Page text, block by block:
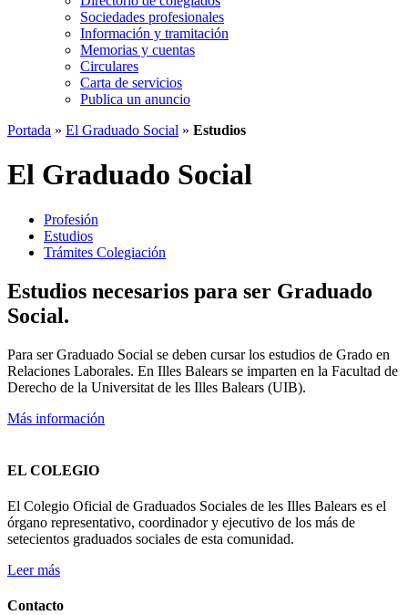
Sociedades profesionales
Información y tramitación
Memorias y cuentas
Circulares
Carta de servicios
Publica un anuncio
Portada » El Graduado Social » Estudios
El Graduado Social
Profesión
Estudios
Trámites Colegiación
Estudios necesarios para ser Graduado
Social.
Para ser Graduado Social se deben cursar los estudios de Grado en
Relaciones Laborales. En Illes Balears se imparten en la Facultad de
Derecho de la Universitat de les Illes Balears (UIB).
Más información
EL COLEGIO
El Colegio Oficial de Graduados Sociales de les Illes Balears es el
órgano representativo, coordinador y ejecutivo de los más de
setecientos graduados sociales de esta comunidad.
Leer más
Contacto